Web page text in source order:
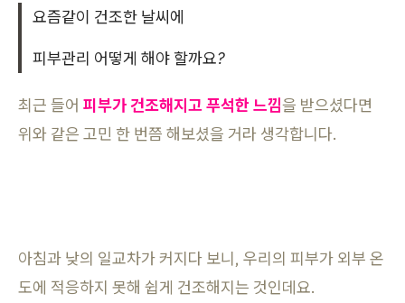
요즘같이 건조한 날씨에
피부관리 어떻게 해야 할까요?
최근 들어 피부가 건조해지고 푸석한 느낌을 받으셨다면
위와 같은 고민 한 번쯤 해보셨을 거라 생각합니다.
아침과 낮의 일교차가 커지다 보니, 우리의 피부가 외부 온
도에 적응하지 못해 쉽게 건조해지는 것인데요.